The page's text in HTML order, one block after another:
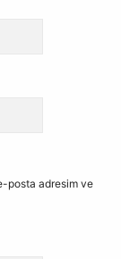
posta adresim ve